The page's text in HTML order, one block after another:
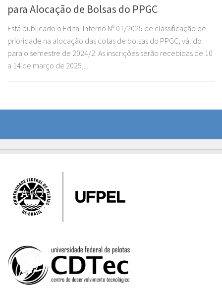
para Alocação de Bolsas do PPGC
Está publicado o Edital Interno Nº 01/2025 de classificação de
prioridade na alocação das cotas de bolsas do PPGC, válido
para o semestre de 2024/2. As inscrições serão recebidas de 10
a 14 de março de 2025,...